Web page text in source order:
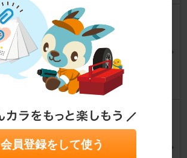
DUNLOP テンパータイヤ
コペン [L880K]
スーパーマリンちゃんさん
28
HKS HIPERMAX S
コペン [L880K]
きらみーさん
会員登録をして使う